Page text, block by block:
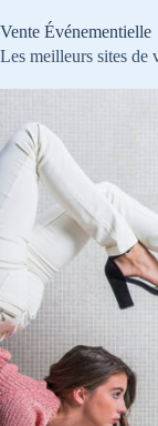
au
contenu
Vente Événementielle
Les meilleurs sites de